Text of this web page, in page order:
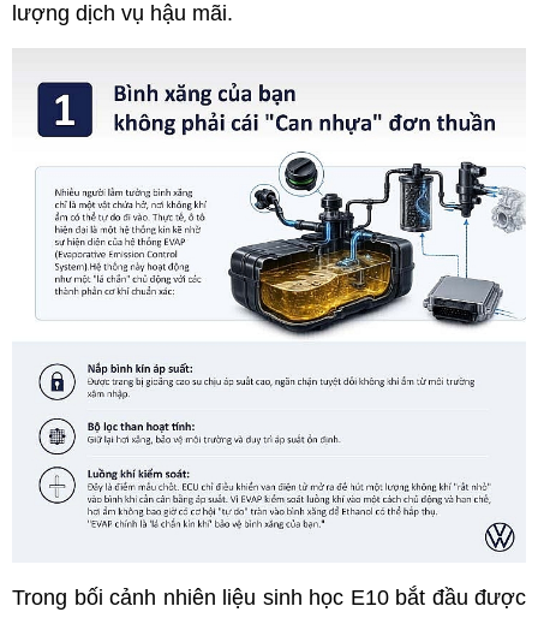
lượng dịch vụ hậu mãi.
Trong bối cảnh nhiên liệu sinh học E10 bắt đầu được